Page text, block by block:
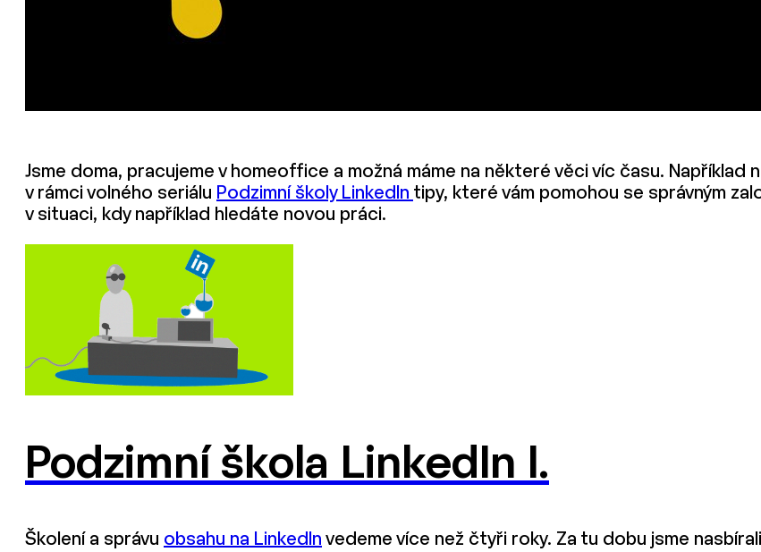
Jsme doma, pracujeme v homeoffice a možná máme na některé věci víc času. Například
v rámci volného seriálu Podzimní školy LinkedIn tipy, které vám pomohou se správným
v situaci, kdy například hledáte novou práci.
Podzimní škola LinkedIn I.
Školení a správu obsahu na LinkedIn vedeme více než čtyři roky. Za tu dobu jsme